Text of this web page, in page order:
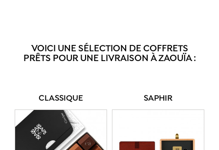
VOICI UNE SÉLECTION DE COFFRETS
PRÊTS POUR UNE LIVRAISON À ZAOUÏA :
CLASSIQUE SAPHIR